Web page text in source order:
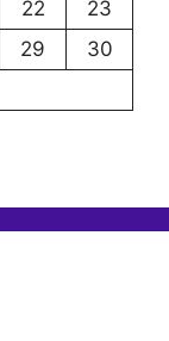
22
23
29
30